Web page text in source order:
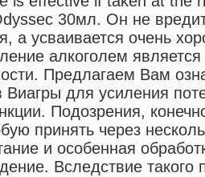
30мл. Он не
а усваивается очень
алкоголем
Предлагаем Вам
Виагры для усиления
Подозрения,
принять через
и особенная
Вследствие такого